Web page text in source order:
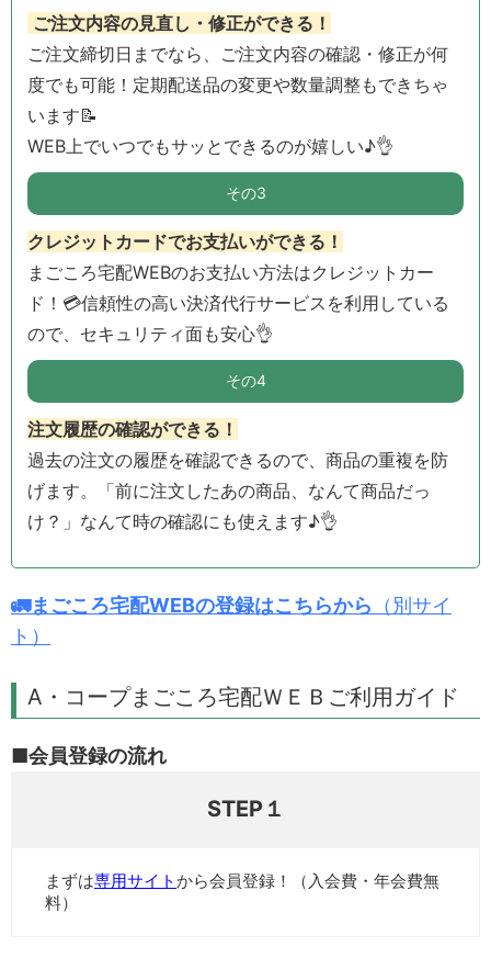
ご注文内容の見直し・修正ができる！
ご注文締切日までなら、ご注文内容の確認・修正が何
度でも可能！定期配送品の変更や数量調整もできちゃ
います📝
WEB上でいつでもサッとできるのが嬉しい♪👌
その3
クレジットカードでお支払いができる！
まごころ宅配WEBのお支払い方法はクレジットカー
ド！💳信頼性の高い決済代行サービスを利用している
ので、セキュリティ面も安心👌
その4
注文履歴の確認ができる！
過去の注文の履歴を確認できるので、商品の重複を防
げます。「前に注文したあの商品、なんて商品だっ
け？」なんて時の確認にも使えます♪👌
🚛まごころ宅配WEBの登録はこちらから （別サイ
ト）
A・コープまごころ宅配ＷＥＢご利用ガイド
■会員登録の流れ
STEP１
まずは専用サイトから会員登録！（入会費・年会費無
料）